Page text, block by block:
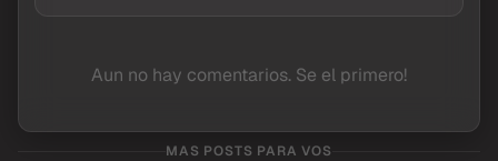
Aun no hay comentarios. Se el primero!
MAS POSTS PARA VOS